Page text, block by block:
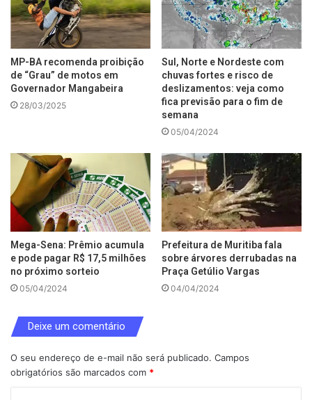
MP-BA recomenda proibição
de “Grau” de motos em
Governador Mangabeira
28/03/2025
Sul, Norte e Nordeste com
chuvas fortes e risco de
deslizamentos: veja como
fica previsão para o fim de
semana
05/04/2024
Mega-Sena: Prêmio acumula
e pode pagar R$ 17,5 milhões
no próximo sorteio
05/04/2024
Prefeitura de Muritiba fala
sobre árvores derrubadas na
Praça Getúlio Vargas
04/04/2024
Deixe um comentário
O seu endereço de e-mail não será publicado. Campos
obrigatórios são marcados com *